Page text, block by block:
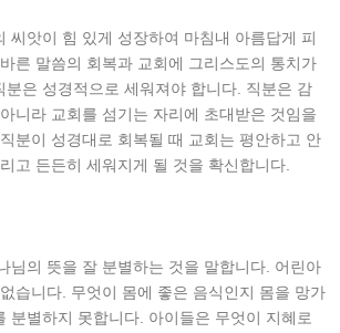
씨앗이 힘 있게 성장하여 마침내 아름답게 피
른 말씀의 회복과 교회에 그리스도의 통치가
분은 성경적으로 세워져야 합니다. 직분은 감
니라 교회를 섬기는 자리에 초대받은 것임을
분이 성경대로 회복될 때 교회는 평안하고 안
고 든든히 세워지게 될 것을 확신합니다.
님의 뜻을 잘 분별하는 것을 말합니다. 어린아
습니다. 무엇이 몸에 좋은 음식인지 몸을 망가
분별하지 못합니다. 아이들은 무엇이 지혜로